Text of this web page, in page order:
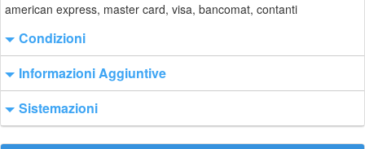
american express, master card, visa, bancomat, contanti
Condizioni
Informazioni Aggiuntive
Sistemazioni